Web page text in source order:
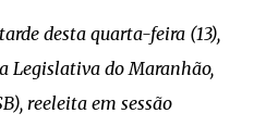
desta quarta-feira (13),
Legislativa do Maranhão,
reeleita em sessão